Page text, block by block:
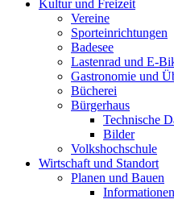
Kultur und Freizeit
Vereine
Sporteinrichtungen
Badesee
Lastenrad und E-
Gastronomie und
Bücherei
Bürgerhaus
Technische
Bilder
Volkshochschule
Wirtschaft und Standort
Planen und Bauen